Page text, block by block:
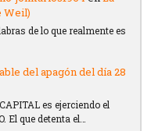
Weil)
de lo que realmente es
del apagón del día 28
es ejerciendo el
El que detenta el…